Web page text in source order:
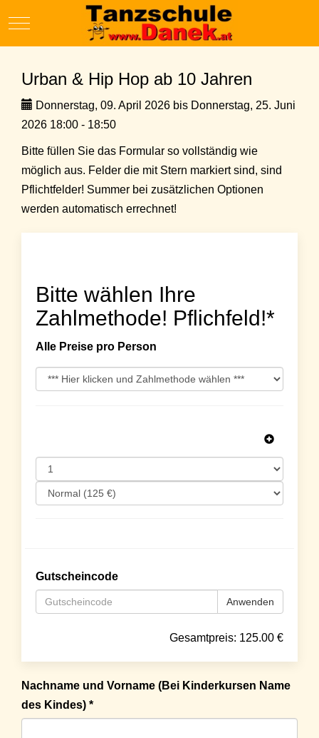
Mobile Menu Toggle
Urban & Hip Hop ab 10 Jahren
Donnerstag, 09. April 2026 bis Donnerstag, 25. Juni
2026 18:00 - 18:50
Bitte füllen Sie das Formular so vollständig wie
möglich aus. Felder die mit Stern markiert sind, sind
Pflichtfelder! Summer bei zusätzlichen Optionen
werden automatisch errechnet!
Bitte wählen Ihre
Zahlmethode! Pflichfeld!*
Alle Preise pro Person
Gutscheincode
Anwenden
Gesamtpreis: 125.00 €
Nachname und Vorname (Bei Kinderkursen Name
des Kindes) *